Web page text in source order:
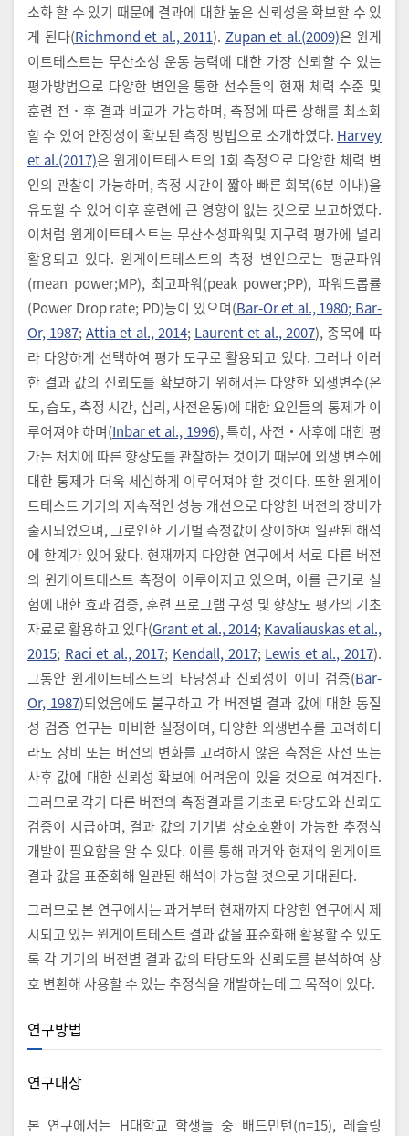
소화 할 수 있기 때문에 결과에 대한 높은 신뢰성을 확보할 수 있
게 된다(Richmond et al., 2011). Zupan et al.(2009)은 윈게
이트테스트는 무산소성 운동 능력에 대한 가장 신뢰할 수 있는
평가방법으로 다양한 변인을 통한 선수들의 현재 체력 수준 및
훈련 전‧후 결과 비교가 가능하며, 측정에 따른 상해를 최소화
할 수 있어 안정성이 확보된 측정 방법으로 소개하였다. Harvey
et al.(2017)은 윈게이트테스트의 1회 측정으로 다양한 체력 변
인의 관찰이 가능하며, 측정 시간이 짧아 빠른 회복(6분 이내)을
유도할 수 있어 이후 훈련에 큰 영향이 없는 것으로 보고하였다.
이처럼 윈게이트테스트는 무산소성파워및 지구력 평가에 널리
활용되고 있다. 윈게이트테스트의 측정 변인으로는 평균파워
(mean power;MP), 최고파워(peak power;PP), 파워드롭률
(Power Drop rate; PD)등이 있으며(Bar-Or et al., 1980; Bar-
Or, 1987; Attia et al., 2014; Laurent et al., 2007), 종목에 따
라 다양하게 선택하여 평가 도구로 활용되고 있다. 그러나 이러
한 결과 값의 신뢰도를 확보하기 위해서는 다양한 외생변수(온
도, 습도, 측정 시간, 심리, 사전운동)에 대한 요인들의 통제가 이
루어져야 하며(Inbar et al., 1996), 특히, 사전‧사후에 대한 평
가는 처치에 따른 향상도를 관찰하는 것이기 때문에 외생 변수에
대한 통제가 더욱 세심하게 이루어져야 할 것이다. 또한 윈게이
트테스트 기기의 지속적인 성능 개선으로 다양한 버전의 장비가
출시되었으며, 그로인한 기기별 측정값이 상이하여 일관된 해석
에 한계가 있어 왔다. 현재까지 다양한 연구에서 서로 다른 버전
의 윈게이트테스트 측정이 이루어지고 있으며, 이를 근거로 실
험에 대한 효과 검증, 훈련 프로그램 구성 및 향상도 평가의 기초
자료로 활용하고 있다(Grant et al., 2014; Kavaliauskas et al.,
2015; Raci et al., 2017; Kendall, 2017; Lewis et al., 2017).
그동안 윈게이트테스트의 타당성과 신뢰성이 이미 검증(Bar-
Or, 1987)되었음에도 불구하고 각 버전별 결과 값에 대한 동질
성 검증 연구는 미비한 실정이며, 다양한 외생변수를 고려하더
라도 장비 또는 버전의 변화를 고려하지 않은 측정은 사전 또는
사후 값에 대한 신뢰성 확보에 어려움이 있을 것으로 여겨진다.
그러므로 각기 다른 버전의 측정결과를 기초로 타당도와 신뢰도
검증이 시급하며, 결과 값의 기기별 상호호환이 가능한 추정식
개발이 필요함을 알 수 있다. 이를 통해 과거와 현재의 윈게이트
결과 값을 표준화해 일관된 해석이 가능할 것으로 기대된다.
그러므로 본 연구에서는 과거부터 현재까지 다양한 연구에서 제
시되고 있는 윈게이트테스트 결과 값을 표준화해 활용할 수 있도
록 각 기기의 버전별 결과 값의 타당도와 신뢰도를 분석하여 상
호 변환해 사용할 수 있는 추정식을 개발하는데 그 목적이 있다.
연구방법
연구대상
본 연구에서는 H대학교 학생들 중 배드민턴(n=15), 레슬링